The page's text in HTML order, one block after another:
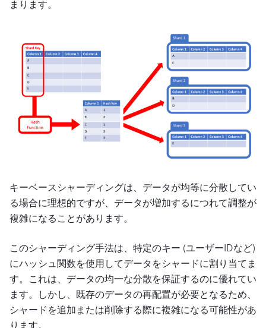
まります。
キーベースシャーディングは、データが均等に分散してい
る場合に理想的ですが、データが増加するにつれて調整が
複雑になることがあります。
このシャーディング手法は、特定のキー (ユーザーIDなど)
にハッシュ関数を使用してデータをシャードに割り当てま
す。これは、データの均一な分散を保証するのに優れてい
ます。しかし、既存のデータの再配置が必要となるため、
シャードを追加または削除する際に複雑になる可能性があ
ります。